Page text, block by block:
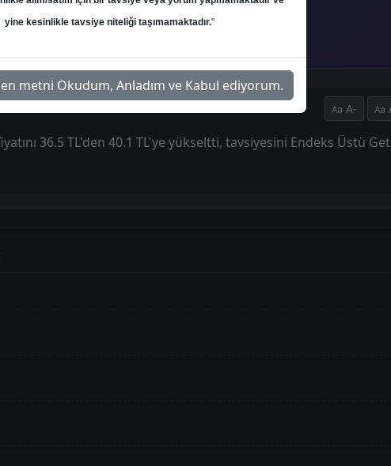
A-
36.5 TL'den 40.1 TL'ye yükseltti, tavsiyesini Endeks Üstü
yine kesinlikle tavsiye niteliği taşımamaktadır."
Beyan edilen metni Okudum, Anladım ve Kabul ediyorum.